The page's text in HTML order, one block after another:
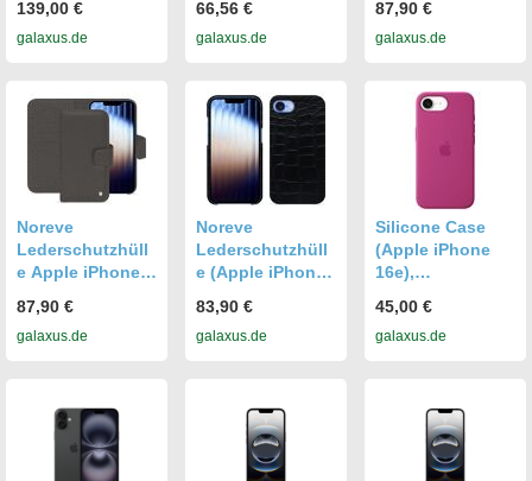
Smartphone
Hülle, Grau
139,00 €
galaxus.de
Hülle, Pink
66,56 €
galaxus.de
iPhone 16e),
Smartphone
87,90 €
galaxus.de
Noreve
Lederschutzhüll
e Apple iPhone
iPhone 16e),
Smartphone
87,90 €
galaxus.de
Noreve
Lederschutzhüll
e (Apple iPhone
Smartphone
Hülle, Schwarz
83,90 €
galaxus.de
Silicone Case
(Apple iPhone
16e),
Hülle, Violett
45,00 €
galaxus.de